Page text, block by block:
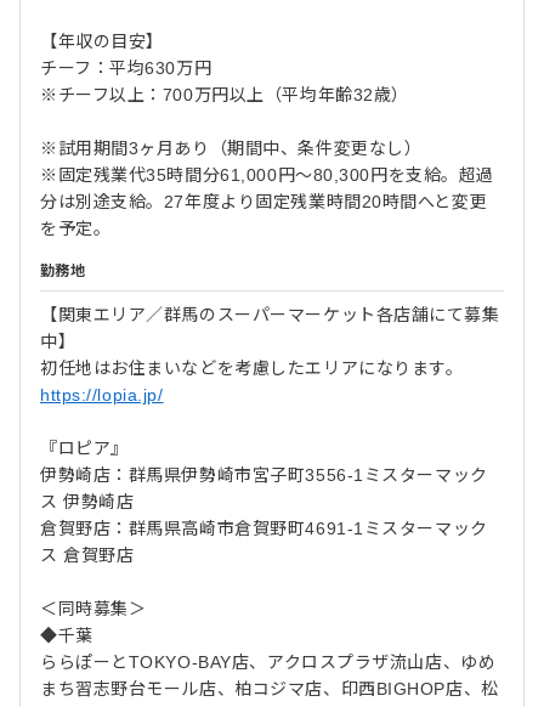
【年収の目安】
チーフ：平均630万円
※チーフ以上：700万円以上（平均年齢32歳）
※試用期間3ヶ月あり（期間中、条件変更なし）
※固定残業代35時間分61,000円～80,300円を支給。超過
分は別途支給。27年度より固定残業時間20時間へと変更
を予定。
勤務地
【関東エリア／群馬のスーパーマーケット各店舗にて募集
中】
初任地はお住まいなどを考慮したエリアになります。
https://lopia.jp/
『ロピア』
伊勢崎店：群馬県伊勢崎市宮子町3556-1ミスターマック
ス 伊勢崎店
倉賀野店：群馬県高崎市倉賀野町4691-1ミスターマック
ス 倉賀野店
＜同時募集＞
◆千葉
ららぽーとTOKYO-BAY店、アクロスプラザ流山店、ゆめ
まち習志野台モール店、柏コジマ店、印西BIGHOP店、松